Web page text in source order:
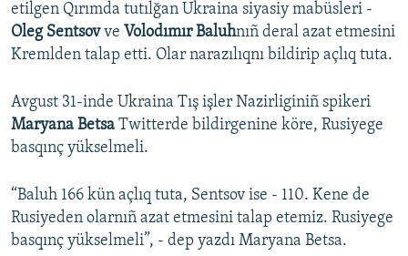
RFE/RS bütün saytları
etilgen Qırımda tutılğan Ukraina siyasiy mabüsleri -
Oleg Sentsovve Volodımır Baluhnıñ deral azat etmesini
Kremlden talap etti. Olar narazılıqnı bildirip açlıq tuta.
Avgust 31-inde Ukraina Tış işler Nazirliginiñ spikeri
Maryana Betsa Twitterde bildirgenine köre, Rusiyege
basqınç yükselmeli.
“Baluh 166 kün açlıq tuta, Sentsov ise - 110. Kene de
Rusiyeden olarnıñ azat etmesini talap etemiz. Rusiyege
basqınç yükselmeli”, - dep yazdı Maryana Betsa.